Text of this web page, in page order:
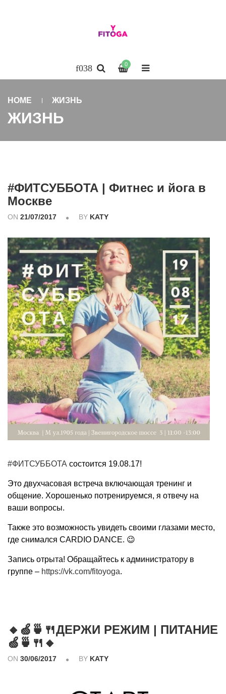
0
HOME ЖИЗНЬ
ЖИЗНЬ
#ФИТСУББОТА | Фитнес и йога в
Москве
ON 21/07/2017 BY KATY
#ФИТСУББОТА состоится 19.08.17!
Это двухчасовая встреча включающая тренинг и
общение. Хорошенько потренируемся, я отвечу на
ваши вопросы.
Также это возможность увидеть своими глазами место,
где снимался CARDIO DANCE. 😉
Запись отрыта! Обращайтесь к администратору в
группе – https://vk.com/fitoyoga.
🔸🍏🍵🍴ДЕРЖИ РЕЖИМ | ПИТАНИЕ
🍏🍵🍴🔸
ON 30/06/2017 BY KATY